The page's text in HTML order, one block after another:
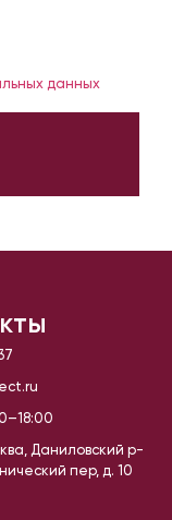
данных
Даниловский р-
пер, д. 10